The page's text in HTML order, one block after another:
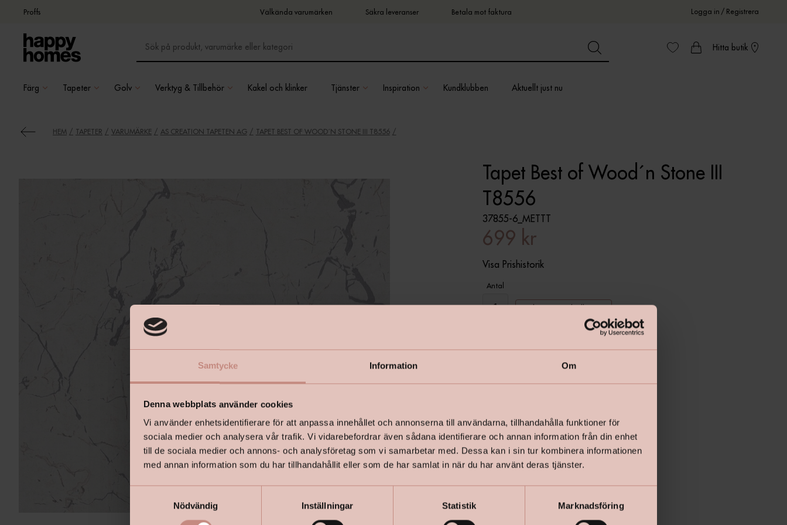
Samtycke Information Om
Denna webbplats använder cookies
Vi använder enhetsidentifierare för att anpassa innehållet och annonserna till användarna, tillhandahålla funktioner för
sociala medier och analysera vår trafik. Vi vidarebefordrar även sådana identifierare och annan information från din enhet
till de sociala medier och annons- och analysföretag som vi samarbetar med. Dessa kan i sin tur kombinera informationen
med annan information som du har tillhandahållit eller som de har samlat in när du har använt deras tjänster.
Nödvändig Inställningar Statistik Marknadsföring
Proffs Välkända varumärken Säkra leveranser Betala mot faktura Logga in / Registrera
Hitta butik
Färg Tapeter Golv Verktyg & Tillbehör Kakel och klinker Tjänster Inspiration Kundklubben Aktuellt just nu
HEM TAPETER VARUMÄRKE AS CREATION TAPETEN AG TAPET BEST OF WOOD´N STONE III T8556
Tapet Best of Wood´n Stone III
T8556
37855-6_METTT
699 kr
Visa Prishistorik
Antal
Räkna ut antal rullar
Lägg i varukorgen
I lager